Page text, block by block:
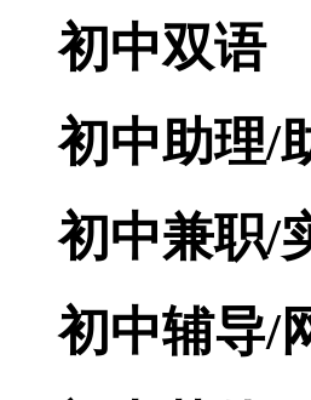
初中双语
初中助理/
初中兼职/
初中辅导/